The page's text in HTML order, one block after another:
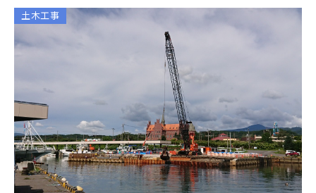
土木工事